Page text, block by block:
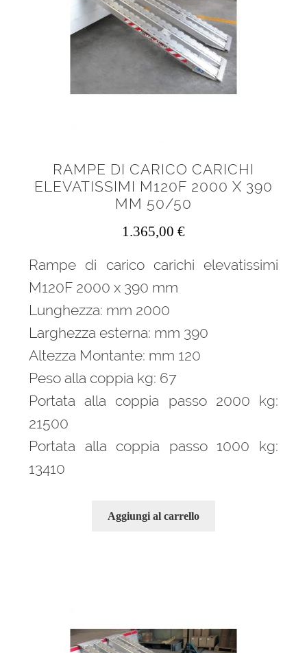
RAMPE DI CARICO CARICHI
ELEVATISSIMI M120F 2000 X 390
MM 50/50
1.365,00 €
Rampe di carico carichi elevatissimi
M120F 2000 x 390 mm
Lunghezza: mm 2000
Larghezza esterna: mm 390
Altezza Montante: mm 120
Peso alla coppia kg: 67
Portata alla coppia passo 2000 kg:
21500
Portata alla coppia passo 1000 kg:
13410
Aggiungi al carrello